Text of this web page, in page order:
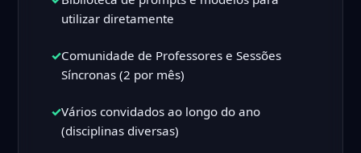
utilizar diretamente
✓Comunidade de Professores e Sessões
Síncronas (2 por mês)
✓Vários convidados ao longo do ano
(disciplinas diversas)